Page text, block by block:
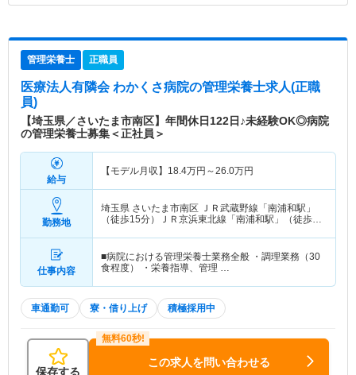
管理栄養士 正職員
医療法人有隣会 わかくさ病院の管理栄養士求人(正職
員)
【埼玉県／さいたま市南区】年間休日122日♪未経験OK◎病院
の管理栄養士募集＜正社員＞
給与
【モデル月収】 18.4万円～26.0万円
勤務地
埼玉県 さいたま市南区 ＪＲ武蔵野線「南浦和駅」
（徒歩15分）ＪＲ京浜東北線「南浦和駅」（徒歩
仕事内容
■病院における管理栄養士業務全般 ・調理業務（30
食程度） ・栄養指導、管理 …
車通勤可 寮・借り上げ 積極採用中
保存する
この求人を問い合わせる